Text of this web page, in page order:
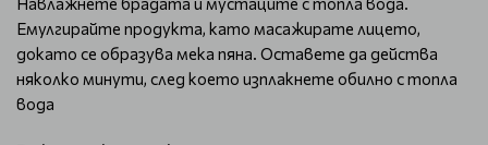
Емулгирайте продукта, като масажирате лицето,
докато се образува мека пяна. Оставете да действа
няколко минути, след което изплакнете обилно с топла
вода